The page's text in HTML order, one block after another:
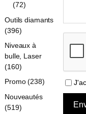
(72)
Outils diamants
(396)
Niveaux à
bulle, Laser
(160)
Promo (238)
Nouveautés
(519)